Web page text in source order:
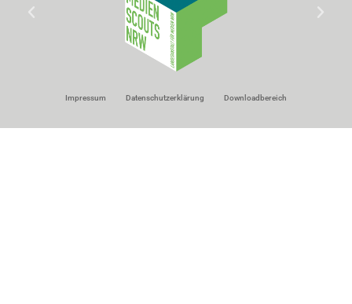
Impressum Datenschutzerklärung Downloadbereich